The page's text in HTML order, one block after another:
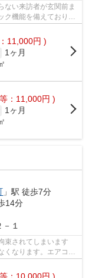
ない来訪者が玄関前ま
ク機能を備えておりま
11,000円 )
1ヶ月
：11,000円 )
1ヶ月
」駅 徒歩7分
14分
－１
束されてしまいます
なります。エアコン